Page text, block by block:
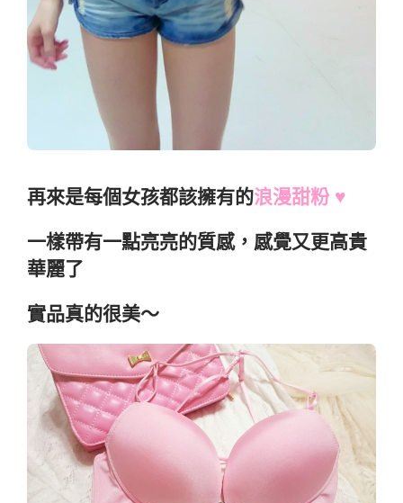
再來是每個女孩都該擁有的浪漫甜粉 ♥
一樣帶有一點亮亮的質感，感覺又更高貴
華麗了
實品真的很美～